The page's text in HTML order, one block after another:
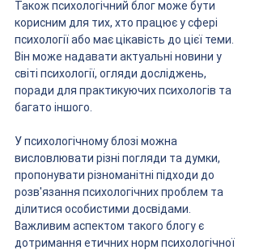
Також психологічний блог може бути
корисним для тих, хто працює у сфері
психології або має цікавість до цієї теми.
Він може надавати актуальні новини у
світі психології, огляди досліджень,
поради для практикуючих психологів та
багато іншого.
У психологічному блозі можна
висловлювати різні погляди та думки,
пропонувати різноманітні підходи до
розв'язання психологічних проблем та
ділитися особистими досвідами.
Важливим аспектом такого блогу є
дотримання етичних норм психологічної